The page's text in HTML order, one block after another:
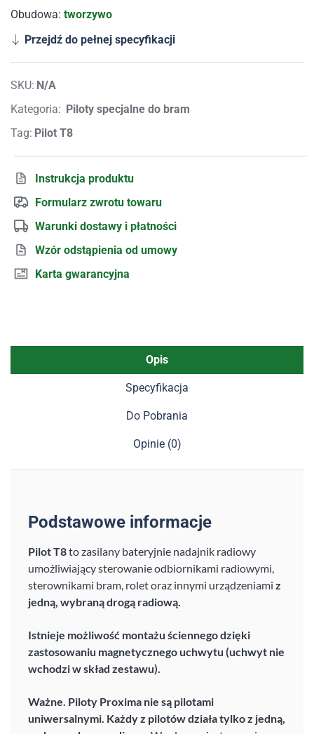
Obudowa: tworzywo
Przejdź do pełnej specyfikacji
SKU: N/A
Kategoria: Piloty specjalne do bram
Tag: Pilot T8
Instrukcja produktu
Formularz zwrotu towaru
Warunki dostawy i płatności
Wzór odstąpienia od umowy
Karta gwarancyjna
Opis
Specyfikacja
Do Pobrania
Opinie (0)
Podstawowe informacje
Pilot T8to zasilany bateryjnie nadajnik radiowy
umożliwiający sterowanie odbiornikami radiowymi,
sterownikami bram, rolet oraz innymi urządzeniami z
jedną, wybraną drogą radiową.
Istnieje możliwość montażu ściennego dzięki
zastosowaniu magnetycznego uchwytu (uchwyt nie
wchodzi w skład zestawu).
Ważne. Piloty Proxima nie są pilotami
uniwersalnymi. Każdy z pilotów działa tylko z jedną,